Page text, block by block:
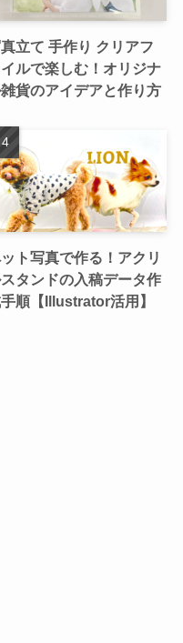
立て 手作り クリアフ
イルで楽しむ！オリジナ
貨のアイデアと作り方
ト写真で作る！アクリ
タンドの入稿データ作
順【Illustrator活用】